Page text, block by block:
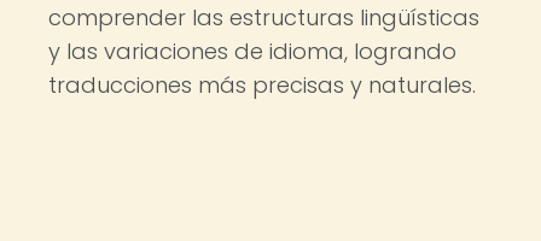
comprender las estructuras lingüísticas
y las variaciones de idioma, logrando
traducciones más precisas y naturales.